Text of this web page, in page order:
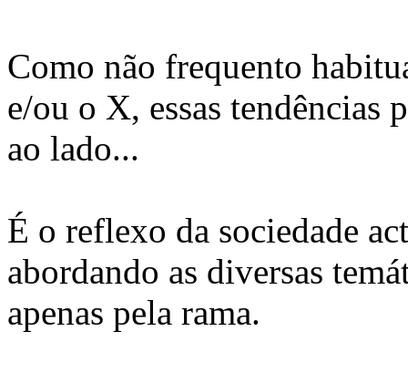
Como não frequento
e/ou o X, essas tendências
ao lado...
É o reflexo da sociedade
abordando as diversas
apenas pela rama.